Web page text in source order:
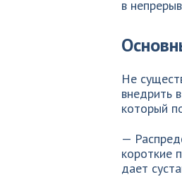
в
Не
внедрить
который
—
короткие
дает